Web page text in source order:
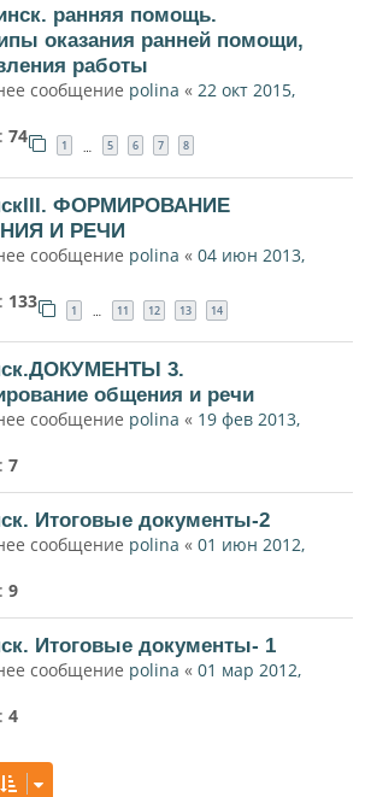
ранняя помощь.
оказания ранней помощи,
работы
сообщение polina « 22 окт 2015,
74 1 5 6 7 8
ФОРМИРОВАНИЕ
И РЕЧИ
сообщение polina « 04 июн 2013,
133 1 … 11 12 13 14
3.
общения и речи
сообщение polina « 19 фев 2013,
7
Итоговые документы-2
сообщение polina « 01 июн 2012,
9
Итоговые документы- 1
сообщение polina « 01 мар 2012,
4